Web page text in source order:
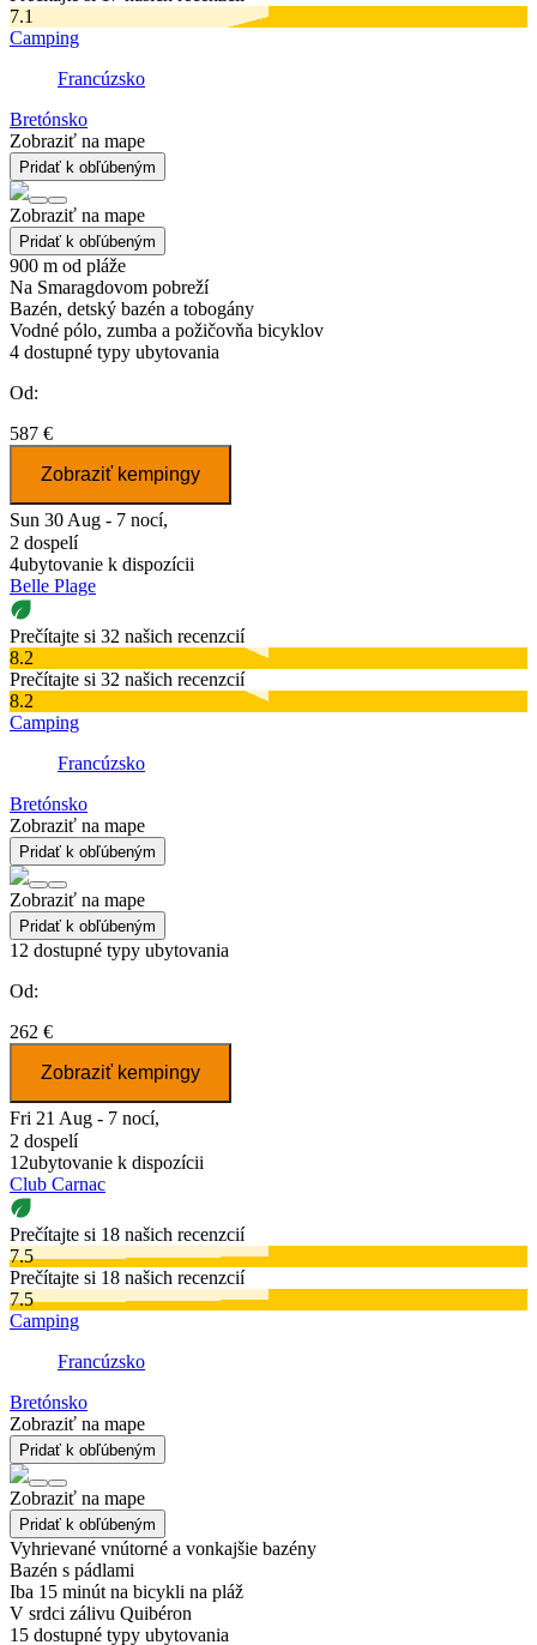
7.1
Camping
Francúzsko
Bretónsko
Zobraziť na mape
Pridať k obľúbeným
Zobraziť na mape
Pridať k obľúbeným
900 m od pláže
Na Smaragdovom pobreží
Bazén, detský bazén a tobogány
Vodné pólo, zumba a požičovňa bicyklov
4 dostupné typy ubytovania
Od:
587 €
Zobraziť kempingy
Sun 30 Aug - 7 nocí,
2 dospelí
4ubytovanie k dispozícii
Belle Plage
Prečítajte si 32 našich recenzcií
8.2
Prečítajte si 32 našich recenzcií
8.2
Camping
Francúzsko
Bretónsko
Zobraziť na mape
Pridať k obľúbeným
Zobraziť na mape
Pridať k obľúbeným
12 dostupné typy ubytovania
Od:
262 €
Zobraziť kempingy
Fri 21 Aug - 7 nocí,
2 dospelí
12ubytovanie k dispozícii
Club Carnac
Prečítajte si 18 našich recenzcií
7.5
Prečítajte si 18 našich recenzcií
7.5
Camping
Francúzsko
Bretónsko
Zobraziť na mape
Pridať k obľúbeným
Zobraziť na mape
Pridať k obľúbeným
Vyhrievané vnútorné a vonkajšie bazény
Bazén s pádlami
Iba 15 minút na bicykli na pláž
V srdci zálivu Quibéron
15 dostupné typy ubytovania